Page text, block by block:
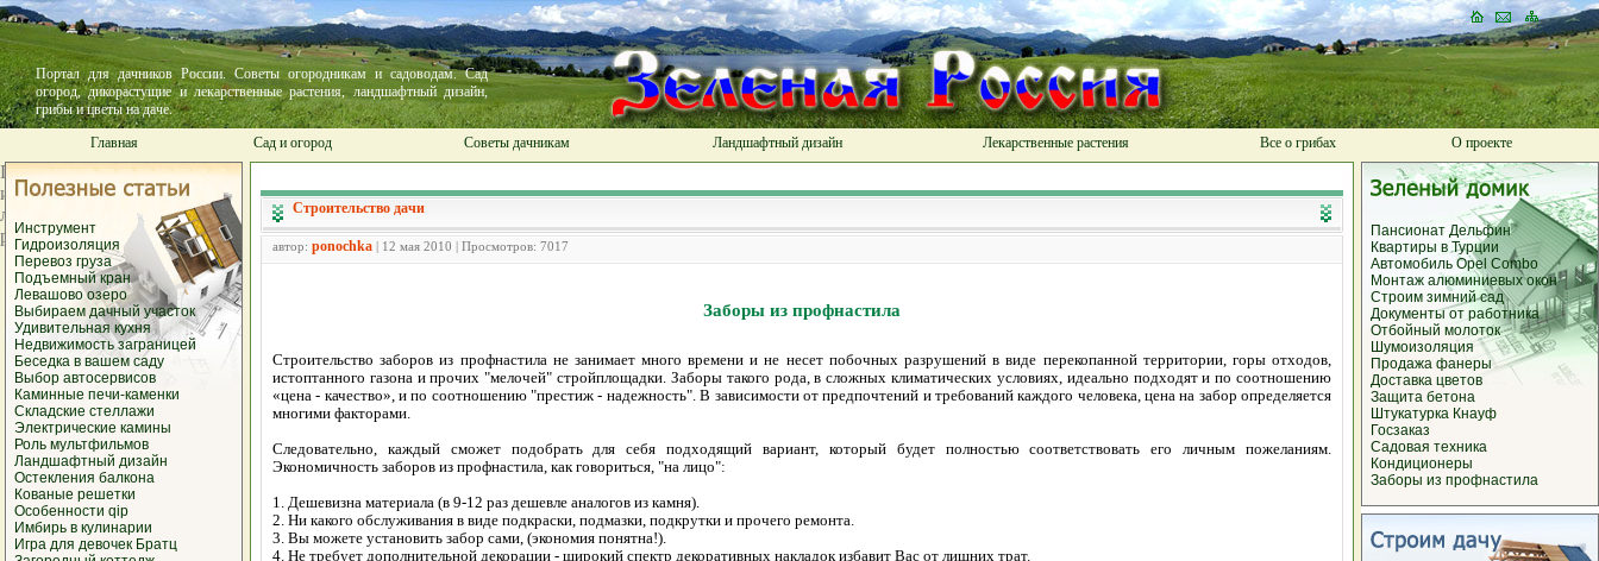
Портал для дачников России. Советы огородникам и садоводам. Сад
огород, дикорастущие и лекарственные растения, ландшафтный дизайн,
грибы и цветы на даче.
Главная
Сад и огород Советы дачникам Ландшафтный дизайн Лекарственные растения Все о грибах О проекте
Инструмент
Гидроизоляция
Перевоз груза
Подъемный кран
Левашово озеро
Выбираем дачный участок
Удивительная кухня
Недвижимость заграницей
Беседка в вашем саду
Выбор автосервисов
Каминные печи-каменки
Складские стеллажи
Электрические камины
Роль мультфильмов
Ландшафтный дизайн
Остекления балкона
Кованые решетки
Особенности qip
Имбирь в кулинарии
Игра для девочек Братц
Пансионат Дельфин
Квартиры в Турции
Автомобиль Opel Combo
Монтаж алюминиевых окон
Строим зимний сад
Документы от работника
Отбойный молоток
Шумоизоляция
Продажа фанеры
Доставка цветов
Защита бетона
Штукатурка Кнауф
Госзаказ
Садовая техника
Кондиционеры
Заборы из профнастила
Строительство дачи
автор: ponochka | 12 мая 2010 | Просмотров: 7017
Заборы из профнастила
Строительство заборов из профнастила не занимает много времени и не несет побочных разрушений в виде перекопанной территории, горы отходов,
истоптанного газона и прочих "мелочей" стройплощадки. Заборы такого рода, в сложных климатических условиях, идеально подходят и по соотношению
«цена - качество», и по соотношению "престиж - надежность". В зависимости от предпочтений и требований каждого человека, цена на забор определяется
многими факторами.
Следовательно, каждый сможет подобрать для себя подходящий вариант, который будет полностью соответствовать его личным пожеланиям.
Экономичность заборов из профнастила, как говориться, "на лицо":
1. Дешевизна материала (в 9-12 раз дешевле аналогов из камня).
2. Ни какого обслуживания в виде подкраски, подмазки, подкрутки и прочего ремонта.
3. Вы можете установить забор сами, (экономия понятна!).
4. Не требует дополнительной декорации - широкий спектр декоративных накладок избавит Вас от лишних трат.